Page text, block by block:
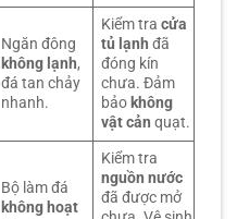
Ngăn đông
không lạnh,
đá tan chảy
nhanh.
Kiểm tracửa
tủ lạnh đã
đóng kín
chưa. Đảm
bảo không
vật cản quạt.
Bộ làm đá
không hoạt
Kiểm tra
nguồn nước
đã được mở